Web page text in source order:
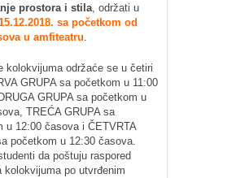
prostora i stila, održati u
sa početkom od
u amfiteatru.
kolokvijuma održaće se u četiri
GRUPA sa početkom u 11:00
GRUPA sa početkom u
TREĆA GRUPA sa
u 12:00 časova i ČETVRTA
početkom u 12:30 časova.
da poštuju raspored
kolokvijuma po utvrđenim